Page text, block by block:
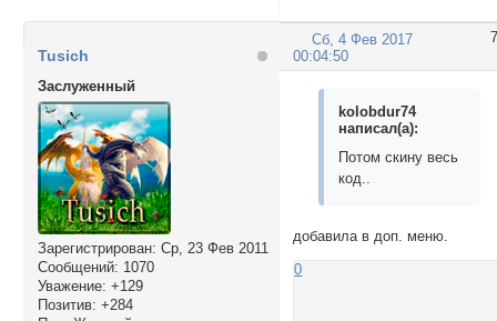
7
Сб, 4 Фев 2017
00:04:50
Tusich
Заслуженный
Зарегистрирован: Ср, 23 Фев 2011
Сообщений: 1070
Уважение: +129
Позитив: +284
kolobdur74
написал(а):
Потом скину весь
код..
добавила в доп. меню.
0